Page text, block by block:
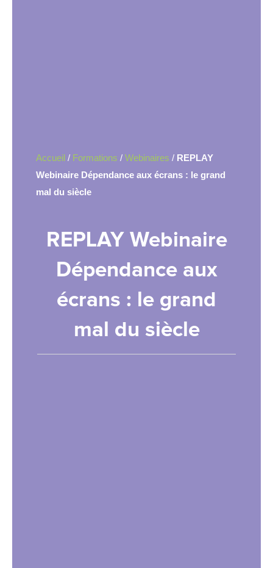
Accueil/ Formations / Webinaires / REPLAY
Webinaire Dépendance aux écrans : le grand
mal du siècle
REPLAY Webinaire
Dépendance aux
écrans : le grand
mal du siècle